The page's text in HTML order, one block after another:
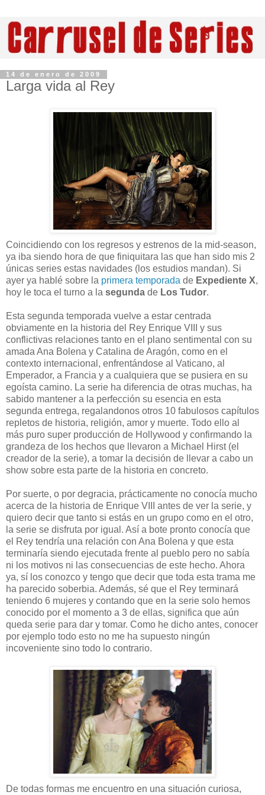
14 de enero de 2009
Larga vida al Rey
Coincidiendo con los regresos y estrenos de la mid-season,
ya iba siendo hora de que finiquitara las que han sido mis 2
únicas series estas navidades (los estudios mandan). Si
ayer ya hablé sobre la primera temporada de Expediente X,
hoy le toca el turno a la segunda de Los Tudor.
Esta segunda temporada vuelve a estar centrada
obviamente en la historia del Rey Enrique VIII y sus
conflictivas relaciones tanto en el plano sentimental con su
amada Ana Bolena y Catalina de Aragón, como en el
contexto internacional, enfrentándose al Vaticano, al
Emperador, a Francia y a cualquiera que se pusiera en su
egoísta camino. La serie ha diferencia de otras muchas, ha
sabido mantener a la perfección su esencia en esta
segunda entrega, regalandonos otros 10 fabulosos capítulos
repletos de historia, religión, amor y muerte. Todo ello al
más puro super producción de Hollywood y confirmando la
grandeza de los hechos que llevaron a Michael Hirst (el
creador de la serie), a tomar la decisión de llevar a cabo un
show sobre esta parte de la historia en concreto.
Por suerte, o por degracia, prácticamente no conocía mucho
acerca de la historia de Enrique VIII antes de ver la serie, y
quiero decir que tanto si estás en un grupo como en el otro,
la serie se disfruta por igual. Así a bote pronto conocía que
el Rey tendría una relación con Ana Bolena y que esta
terminaría siendo ejecutada frente al pueblo pero no sabía
ni los motivos ni las consecuencias de este hecho. Ahora
ya, sí los conozco y tengo que decir que toda esta trama me
ha parecido soberbia. Además, sé que el Rey terminará
teniendo 6 mujeres y contando que en la serie solo hemos
conocido por el momento a 3 de ellas, significa que aún
queda serie para dar y tomar. Como he dicho antes, conocer
por ejemplo todo esto no me ha supuesto ningún
incoveniente sino todo lo contrario.
De todas formas me encuentro en una situación curiosa,